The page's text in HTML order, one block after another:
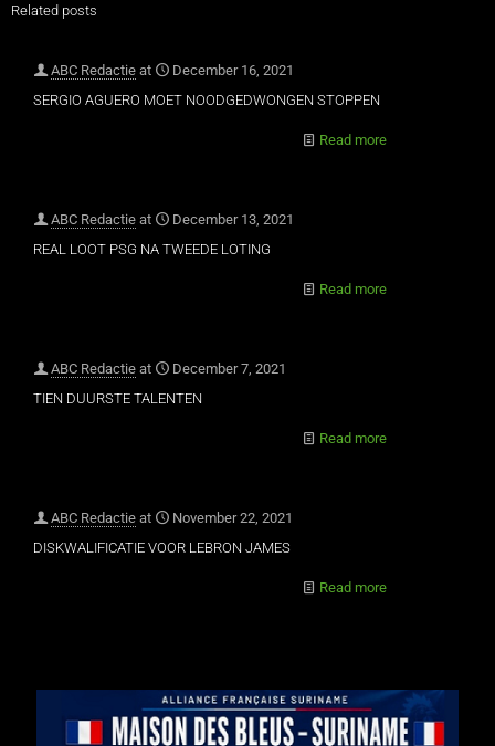
Related posts
ABC Redactie at
December 16, 2021
SERGIO AGUERO MOET NOODGEDWONGEN STOPPEN
Read more
ABC Redactie at
December 13, 2021
REAL LOOT PSG NA TWEEDE LOTING
Read more
ABC Redactie at
December 7, 2021
TIEN DUURSTE TALENTEN
Read more
ABC Redactie at
November 22, 2021
DISKWALIFICATIE VOOR LEBRON JAMES
Read more